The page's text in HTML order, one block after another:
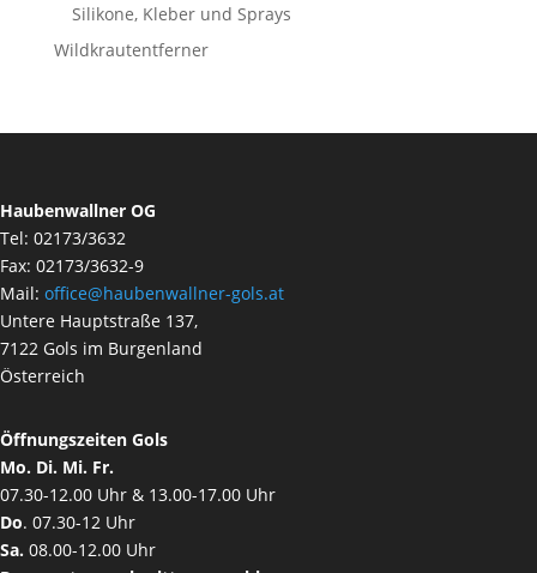
Silikone, Kleber und Sprays
Wildkrautentferner
Haubenwallner OG
Tel: 02173/3632
Fax: 02173/3632-9
Mail: office@haubenwallner-gols.at
Untere Hauptstraße 137,
7122 Gols im Burgenland
Österreich
Öffnungszeiten Gols
Mo. Di. Mi. Fr.
07.30-12.00 Uhr & 13.00-17.00 Uhr
Do. 07.30-12 Uhr
Sa. 08.00-12.00 Uhr